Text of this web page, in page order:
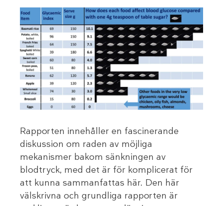
Rapporten innehåller en fascinerande
diskussion om raden av möjliga
mekanismer bakom sänkningen av
blodtryck, med det är för komplicerat för
att kunna sammanfattas här. Den här
välskrivna och grundliga rapporten är